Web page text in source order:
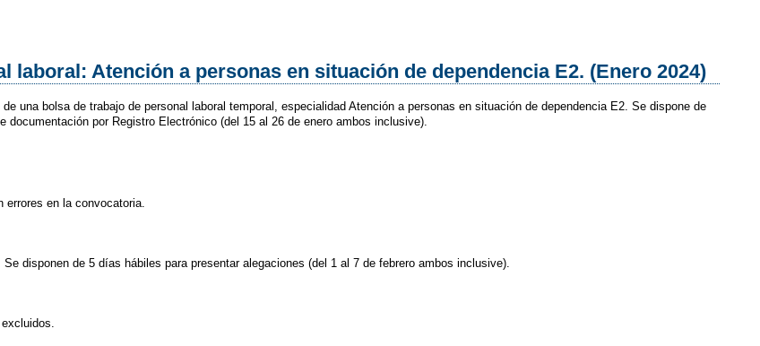
laboral: Atención a personas en situación de dependencia E2. (Enero 2024)
una bolsa de trabajo de personal laboral temporal, especialidad Atención a personas en situación de dependencia E2. Se dispone de
documentación por Registro Electrónico (del 15 al 26 de enero ambos inclusive).
errores en la convocatoria.
disponen de 5 días hábiles para presentar alegaciones (del 1 al 7 de febrero ambos inclusive).